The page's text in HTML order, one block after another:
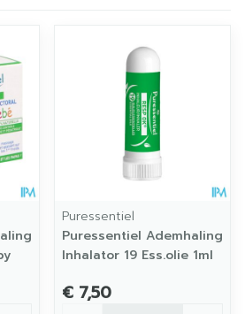
Puressentiel
Puressentiel Ademhaling
Inhalator 19 Ess.olie 1ml
€ 7,50